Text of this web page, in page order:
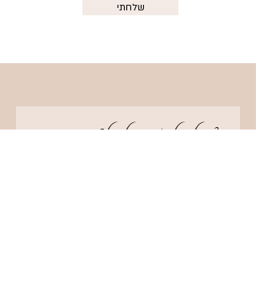
שלחתי
?רוצה לקבל אמנות למייל